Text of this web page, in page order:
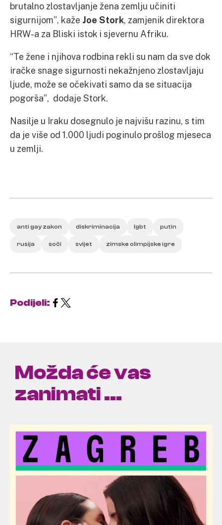
brutalno zlostavljanje žena zemlju učiniti
sigurnijom”, kaže Joe Stork, zamjenik direktora
HRW-a za Bliski istok i sjevernu Afriku.
“Te žene i njihova rodbina rekli su nam da sve dok
iračke snage sigurnosti nekažnjeno zlostavljaju
ljude, može se očekivati samo da se situacija
pogorša”, dodaje Stork.
Nasilje u Iraku dosegnulo je najvišu razinu, s tim
da je više od 1.000 ljudi poginulo prošlog mjeseca
u zemlji.
anti gay zakon diskriminacija lgbt putin
rusija soči svijet zimske olimpijske igre
Podijeli:
Možda će vas
zanimati ...